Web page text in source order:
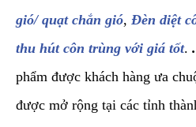
gió/ quạt chắn gió, Đèn diệt
thu hút côn trùng với giá tốt.
phẩm được khách hàng ưa
được mở rộng tại các tỉnh